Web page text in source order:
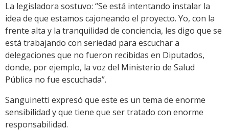
La legisladora sostuvo: “Se está intentando instalar la
idea de que estamos cajoneando el proyecto. Yo, con la
frente alta y la tranquilidad de conciencia, les digo que se
está trabajando con seriedad para escuchar a
delegaciones que no fueron recibidas en Diputados,
donde, por ejemplo, la voz del Ministerio de Salud
Pública no fue escuchada”.
Sanguinetti expresó que este es un tema de enorme
sensibilidad y que tiene que ser tratado con enorme
responsabilidad.